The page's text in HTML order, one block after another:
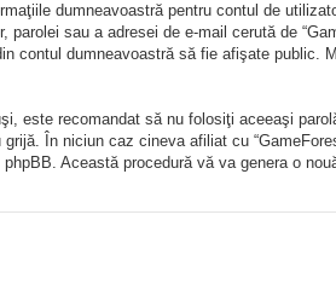
dumneavoastră pentru contul de
sau a adresei de e-mail cerută de
contul dumneavoastră să fie afişate
este recomandat să nu folosiţi aceeaşi
În niciun caz cineva afiliat cu
Această procedură vă va genera o